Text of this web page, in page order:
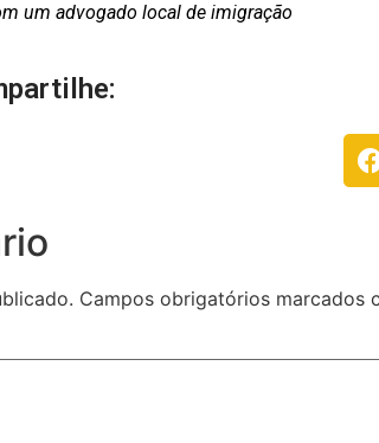
um advogado local de imigração
Campos obrigatórios marcados